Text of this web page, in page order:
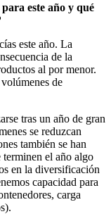
este año y qué
este año. La
de la
al por menor.
de
tras un año de gran
se reduzcan
también se han
terminen el año algo
en la diversificación
capacidad para
carga